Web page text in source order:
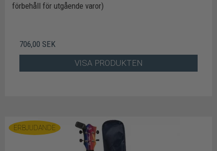
förbehåll för utgående varor)
706,00 SEK
VISA PRODUKTEN
ERBJUDANDE